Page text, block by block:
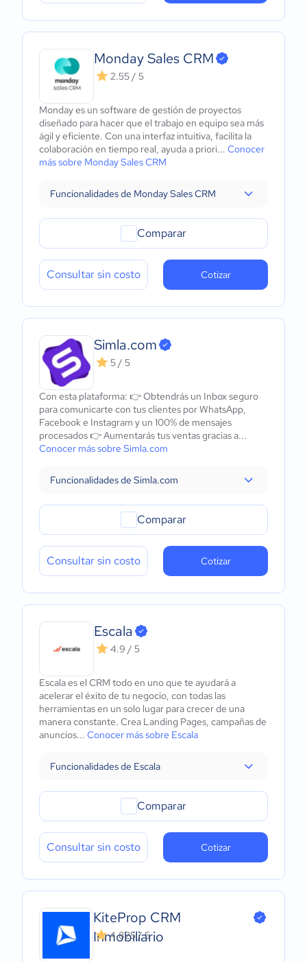
Monday Sales CRM
2.55 / 5
Monday es un software de gestión de proyectos
diseñado para hacer que el trabajo en equipo sea más
ágil y eficiente. Con una interfaz intuitiva, facilita la
colaboración en tiempo real, ayuda a priori... Conocer
más sobre Monday Sales CRM
Funcionalidades de Monday Sales CRM
Comparar
Consultar sin costo Cotizar
Simla.com
5 / 5
Con esta plataforma: 👉 Obtendrás un Inbox seguro
para comunicarte con tus clientes por WhatsApp,
Facebook e Instagram y un 100% de mensajes
procesados 👉 Aumentarás tus ventas gracias a...
Conocer más sobre Simla.com
Funcionalidades de Simla.com
Comparar
Consultar sin costo Cotizar
Escala
4.9 / 5
Escala es el CRM todo en uno que te ayudará a
acelerar el éxito de tu negocio, con todas las
herramientas en un solo lugar para crecer de una
manera constante. Crea Landing Pages, campañas de
anuncios... Conocer más sobre Escala
Funcionalidades de Escala
Comparar
Consultar sin costo Cotizar
KiteProp CRM
Inmobiliario
4.825 / 5